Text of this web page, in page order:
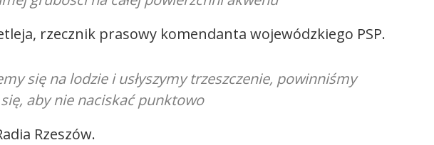
rzecznik prasowy komendanta wojewódzkiego PSP.
się na lodzie i usłyszymy trzeszczenie, powinniśmy
aby nie naciskać punktowo
Rzeszów.